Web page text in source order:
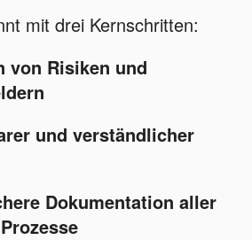
mit drei Kernschritten:
von Risiken und
und verständlicher
Dokumentation aller